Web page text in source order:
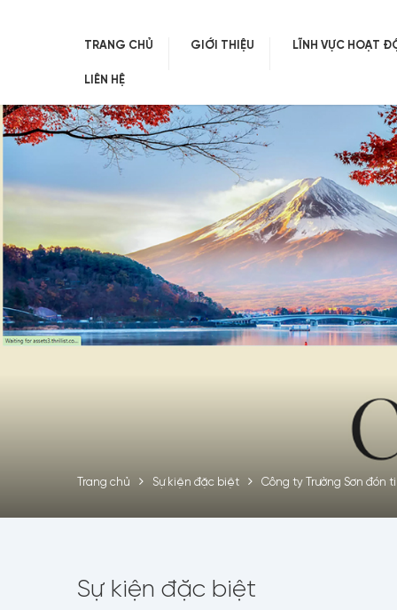
to
content
TRANG CHỦ GIỚI THIỆU LĨNH VỰC HOẠT
LIÊN HỆ
Trang chủ Sự kiện đặc biệt Công ty Trường Sơn đón
Sự kiện đặc biệt